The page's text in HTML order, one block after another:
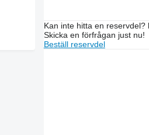
Kan inte hitta en
Skicka en förfrågan just nu!
Beställ reservdel